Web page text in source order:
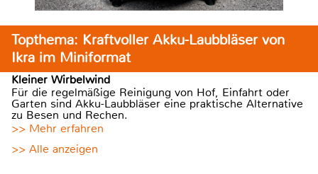
Topthema: Kraftvoller Akku-Laubbläser von
Ikra im Miniformat
Kleiner Wirbelwind
Für die regelmäßige Reinigung von Hof, Einfahrt oder
Garten sind Akku-Laubbläser eine praktische Alternative
zu Besen und Rechen.
>> Mehr erfahren
>> Alle anzeigen